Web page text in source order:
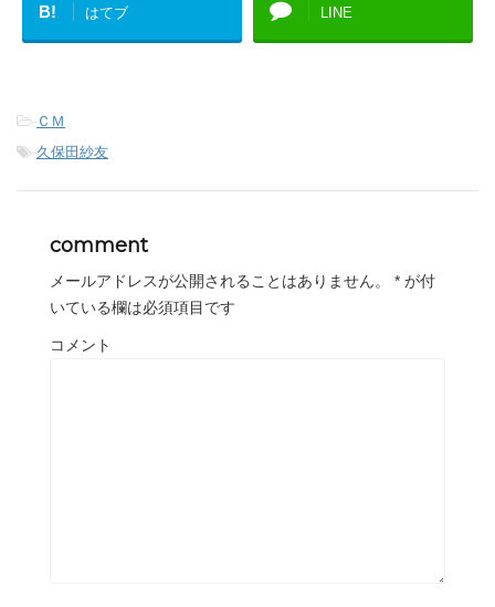
B! はてブ LINE
- ＣＭ
-久保田紗友
comment
メールアドレスが公開されることはありません。 * が付
いている欄は必須項目です
コメント